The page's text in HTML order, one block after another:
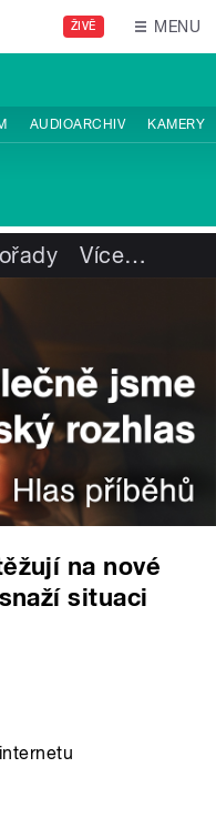
ŽIVĚ MENU
AUDIOARCHIV KAMERY
Více…
na nové
situaci